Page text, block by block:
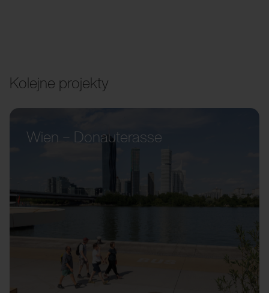
Kolejne projekty
Wien – Donauterasse